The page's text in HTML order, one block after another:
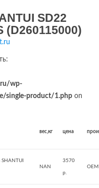
SD22
(D260115000)
wp-
single-product/1.php on
вес,кг цена
NAN
3570
р.
OEM